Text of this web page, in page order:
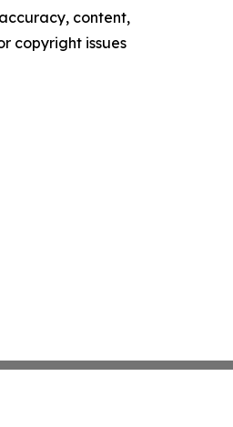
content,
copyright issues